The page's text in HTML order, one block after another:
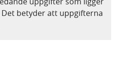
betyder att uppgifterna